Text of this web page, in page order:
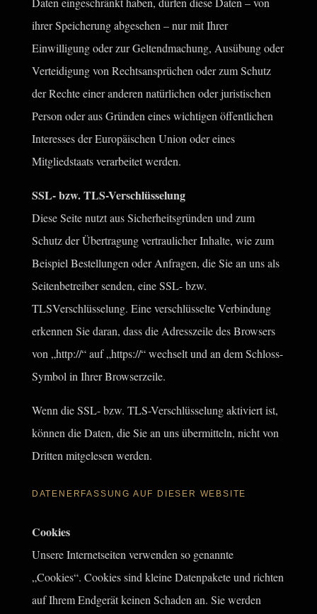
ihrer Speicherung abgesehen – nur mit Ihrer
Einwilligung oder zur Geltendmachung, Ausübung oder
Verteidigung von Rechtsansprüchen oder zum Schutz
der Rechte einer anderen natürlichen oder juristischen
Person oder aus Gründen eines wichtigen öffentlichen
Interesses der Europäischen Union oder eines
Mitgliedstaats verarbeitet werden.
SSL- bzw. TLS-Verschlüsselung
Diese Seite nutzt aus Sicherheitsgründen und zum
Schutz der Übertragung vertraulicher Inhalte, wie zum
Beispiel Bestellungen oder Anfragen, die Sie an uns als
Seitenbetreiber senden, eine SSL- bzw.
TLSVerschlüsselung. Eine verschlüsselte Verbindung
erkennen Sie daran, dass die Adresszeile des Browsers
von „http://“ auf „https://“ wechselt und an dem Schloss-
Symbol in Ihrer Browserzeile.
Wenn die SSL- bzw. TLS-Verschlüsselung aktiviert ist,
können die Daten, die Sie an uns übermitteln, nicht von
Dritten mitgelesen werden.
DATENERFASSUNG AUF DIESER WEBSITE
Cookies
Unsere Internetseiten verwenden so genannte
„Cookies“. Cookies sind kleine Datenpakete und richten
auf Ihrem Endgerät keinen Schaden an. Sie werden